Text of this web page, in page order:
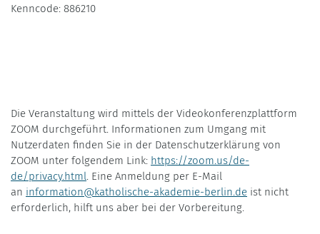
Kenncode: 886210
Die Veranstaltung wird mittels der Videokonferenzplattform
ZOOM durchgeführt. Informationen zum Umgang mit
Nutzerdaten finden Sie in der Datenschutzerklärung von
ZOOM unter folgendem Link: https://zoom.us/de-
de/privacy.html. Eine Anmeldung per E-Mail
an information@katholische-akademie-berlin.de ist nicht
erforderlich, hilft uns aber bei der Vorbereitung.